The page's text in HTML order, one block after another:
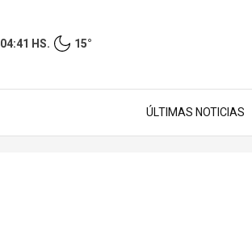
04:41 HS. 15°
ÚLTIMAS NOTICIAS